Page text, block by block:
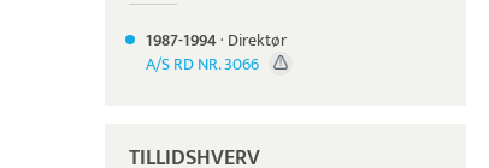
1987-1994· Direktør
A/S RD NR. 3066
TILLIDSHVERV